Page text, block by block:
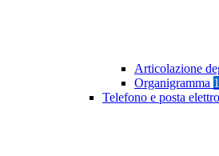
Articolazione
Organigramma 1
Telefono e posta